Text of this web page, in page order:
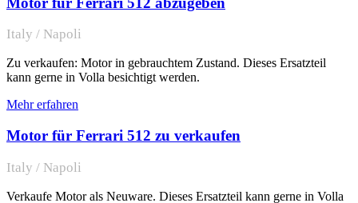
Italy / Napoli
Zu verkaufen: Motor in gebrauchtem Zustand. Dieses Ersatzteil
kann gerne in Volla besichtigt werden.
Mehr erfahren
Motor für Ferrari 512 zu verkaufen
Italy / Napoli
Verkaufe Motor als Neuware. Dieses Ersatzteil kann gerne in Volla